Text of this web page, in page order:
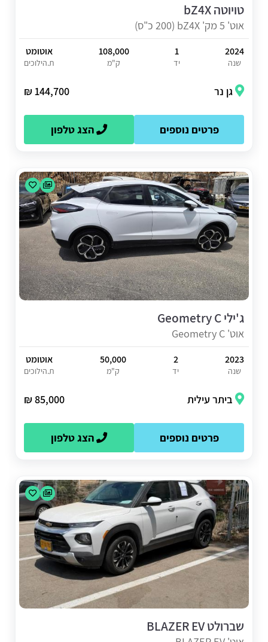
טויוטה bZ4X
אוט' 5 מק' bZ4X (200 כ"ס)
2024
שנה
1
יד
108,000
ק"מ
אוטומט
ת.הילוכים
גן נר 144,700 ₪
פרטים נוספים הצג טלפון
ג'ילי Geometry C
אוט' Geometry C
2023
שנה
2
יד
50,000
ק"מ
אוטומט
ת.הילוכים
ביתר עילית 85,000 ₪
פרטים נוספים הצג טלפון
שברולט BLAZER EV